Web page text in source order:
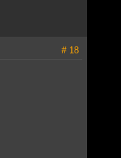
# 18